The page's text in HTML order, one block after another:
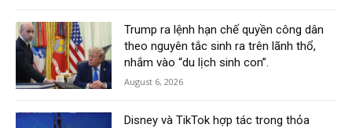
Trump ra lệnh hạn chế quyền công dân
theo nguyên tắc sinh ra trên lãnh thổ,
nhắm vào “du lịch sinh con”.
August 6, 2026
Disney và TikTok hợp tác trong thỏa